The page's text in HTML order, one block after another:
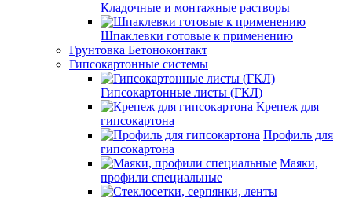
Кладочные и монтажные растворы
Шпаклевки готовые к применению
Грунтовка Бетоноконтакт
Гипсокартонные системы
Гипсокартонные листы (ГКЛ)
Крепеж для
гипсокартона
Профиль для
гипсокартона
Маяки,
профили специальные